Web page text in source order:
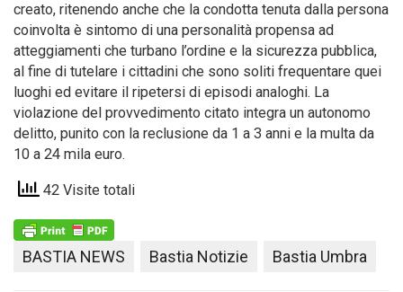
creato, ritenendo anche che la condotta tenuta dalla persona
coinvolta è sintomo di una personalità propensa ad
atteggiamenti che turbano l’ordine e la sicurezza pubblica,
al fine di tutelare i cittadini che sono soliti frequentare quei
luoghi ed evitare il ripetersi di episodi analoghi. La
violazione del provvedimento citato integra un autonomo
delitto, punito con la reclusione da 1 a 3 anni e la multa da
10 a 24 mila euro.
42 Visite totali
BASTIA NEWS Bastia Notizie Bastia Umbra